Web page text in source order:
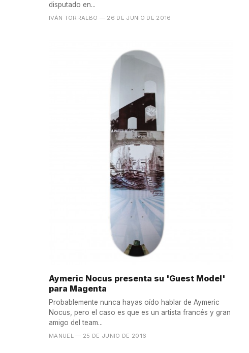
disputado en...
IVÁN TORRALBO — 26 DE JUNIO DE 2016
Aymeric Nocus presenta su 'Guest Model'
para Magenta
Probablemente nunca hayas oído hablar de Aymeric
Nocus, pero el caso es que es un artista francés y gran
amigo del team...
MANUEL — 25 DE JUNIO DE 2016